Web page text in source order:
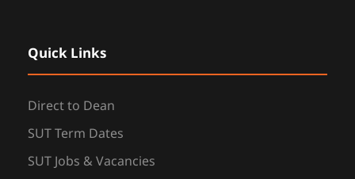
Quick Links
Direct to Dean
SUT Term Dates
SUT Jobs & Vacancies